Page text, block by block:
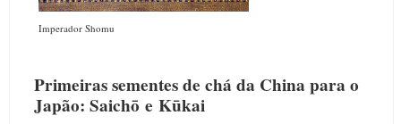
Imperador Shomu
Primeiras sementes de chá da China para o
Japão: Saichō e Kūkai